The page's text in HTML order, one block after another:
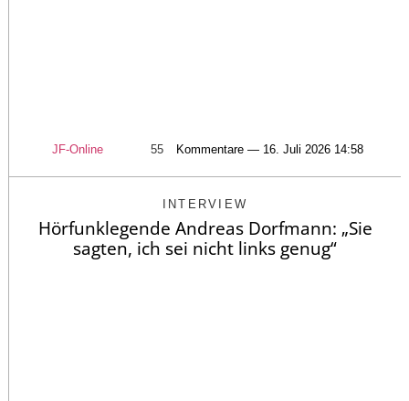
JF-Online 55 Kommentare — 16. Juli 2026 14:58
INTERVIEW
Hörfunklegende Andreas Dorfmann: „Sie
sagten, ich sei nicht links genug“